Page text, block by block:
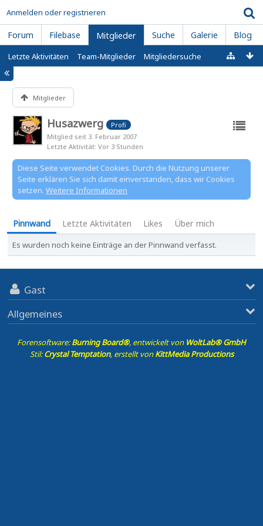
Anmelden oder registrieren
Forum Filebase Mitglieder Suche Galerie Blog
Letzte Aktivitäten Team-Mitglieder Mitgliedersuche
Mitglieder
Husazwerg
Profi
Mitglied seit 3. Februar 2007
Letzte Aktivität Vor 3 Stunden
Diese Seite verwendet Cookies. Durch die Nutzung unserer
Seite erklären Sie sich damit einverstanden, dass wir Cookies
setzen. Weitere Informationen
Pinnwand Letzte Aktivitäten Likes Über mich
Es wurden noch keine Einträge an der Pinnwand verfasst.
Gast
Allgemeines
Forensoftware:Burning Board®, entwickelt von WoltLab® GmbH
Stil:Crystal Temptation, erstellt vonKittMedia Productions